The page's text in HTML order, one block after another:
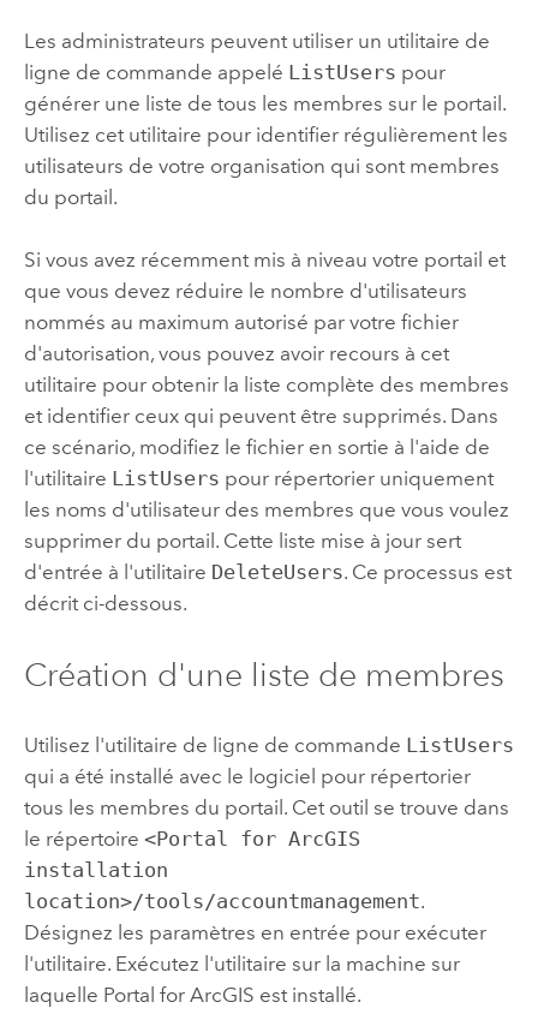
Les administrateurs peuvent utiliser un utilitaire de
ligne de commande appelé ListUsers pour
générer une liste de tous les membres sur le portail.
Utilisez cet utilitaire pour identifier régulièrement les
utilisateurs de votre organisation qui sont membres
du portail.
Si vous avez récemment mis à niveau votre portail et
que vous devez réduire le nombre d'utilisateurs
nommés au maximum autorisé par votre fichier
d'autorisation, vous pouvez avoir recours à cet
utilitaire pour obtenir la liste complète des membres
et identifier ceux qui peuvent être supprimés. Dans
ce scénario, modifiez le fichier en sortie à l'aide de
l'utilitaire ListUsers pour répertorier uniquement
les noms d'utilisateur des membres que vous voulez
supprimer du portail. Cette liste mise à jour sert
d'entrée à l'utilitaire DeleteUsers. Ce processus est
décrit ci-dessous.
Création d'une liste de membres
Utilisez l'utilitaire de ligne de commande ListUsers
qui a été installé avec le logiciel pour répertorier
tous les membres du portail. Cet outil se trouve dans
le répertoire <Portal for ArcGIS
installation
location>/tools/accountmanagement.
Désignez les paramètres en entrée pour exécuter
l'utilitaire. Exécutez l'utilitaire sur la machine sur
laquelle Portal for ArcGIS est installé.